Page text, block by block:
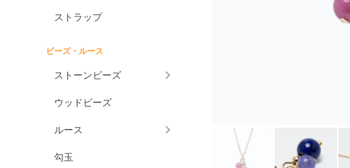
ストラップ
ビーズ・ルース
ストーンビーズ
ウッドビーズ
ルース
勾玉